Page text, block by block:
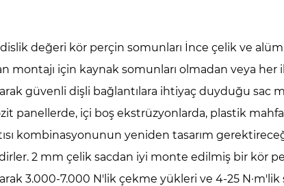
değeri kör perçin somunları İnce çelik ve
montajı için kaynak somunları olmadan veya
güvenli dişli bağlantılara ihtiyaç duyduğu sac
panellerde, içi boş ekstrüzyonlarda, plastik
kombinasyonunun yeniden tasarım
2 mm çelik sacdan iyi monte edilmiş bir kör
3.000-7.000 N'lik çekme yükleri ve 4-25